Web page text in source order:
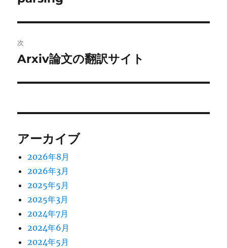
ビ
ゲ
ー
シ
稿:
次
次
投
Arxiv論文の翻訳サイト
アーカイブ
2026年8月
2026年3月
2025年5月
2025年3月
2024年7月
2024年6月
2024年5月